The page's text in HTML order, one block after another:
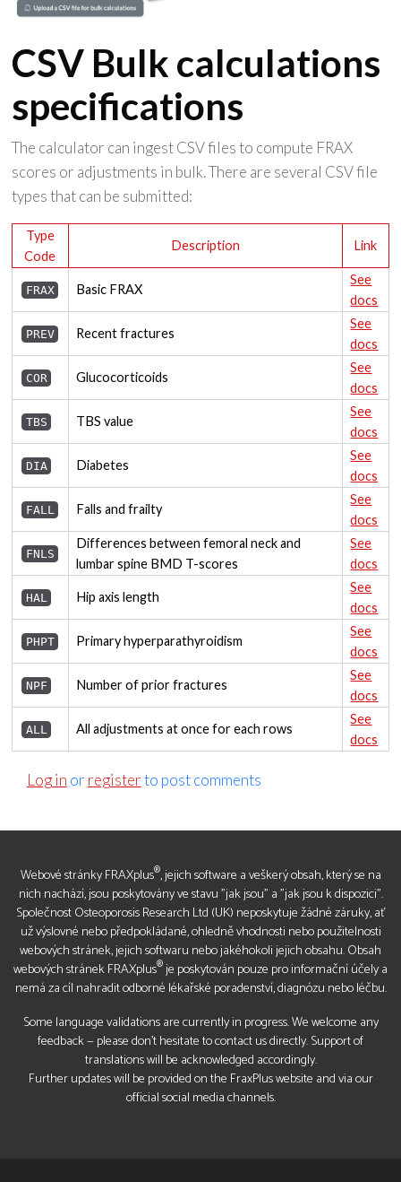
CSV Bulk calculations
specifications
The calculator can ingest CSV files to compute FRAX
scores or adjustments in bulk. There are several CSV file
types that can be submitted:
Type
Code
Description Link
FRAX Basic FRAX
See
docs
PREV Recent fractures
See
docs
COR Glucocorticoids
See
docs
TBS TBS value
See
docs
DIA Diabetes
See
docs
FALL Falls and frailty
See
docs
FNLS
Differences between femoral neck and
lumbar spine BMD T-scores
See
docs
HAL Hip axis length
See
docs
PHPT Primary hyperparathyroidism
See
docs
NPF Number of prior fractures
See
docs
ALL All adjustments at once for each rows
See
docs
Log in or registerto post comments
Webové stránky FRAXplus®, jejich software a veškerý obsah, který se na
nich nachází, jsou poskytovány ve stavu "jak jsou" a "jak jsou k dispozici".
Společnost Osteoporosis Research Ltd (UK) neposkytuje žádné záruky, ať
už výslovné nebo předpokládané, ohledně vhodnosti nebo použitelnosti
webových stránek, jejich softwaru nebo jakéhokoli jejich obsahu. Obsah
webových stránek FRAXplus®je poskytován pouze pro informační účely a
nemá za cíl nahradit odborné lékařské poradenství, diagnózu nebo léčbu.
Some language validations are currently in progress. We welcome any
feedback — please don’t hesitate to contact us directly. Support of
translations will be acknowledged accordingly.
Further updates will be provided on the FraxPlus website and via our
official social media channels.